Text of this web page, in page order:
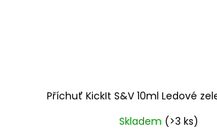
Příchuť KickIt S&V 10ml Ledové
Skladem (>3 ks)